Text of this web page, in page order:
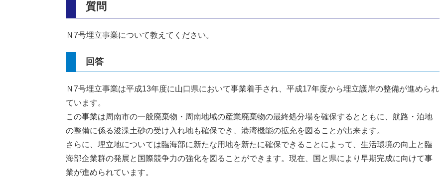
質問
Ｎ7号埋立事業について教えてください。
回答
Ｎ7号埋立事業は平成13年度に山口県において事業着手され、平成17年度から埋立護岸の整備が進められ
ています。
この事業は周南市の一般廃棄物・周南地域の産業廃棄物の最終処分場を確保するとともに、航路・泊地
の整備に係る浚渫土砂の受け入れ地も確保でき、港湾機能の拡充を図ることが出来ます。
さらに、埋立地については臨海部に新たな用地を新たに確保できることによって、生活環境の向上と臨
海部企業群の発展と国際競争力の強化を図ることができます。現在、国と県により早期完成に向けて事
業が進められています。